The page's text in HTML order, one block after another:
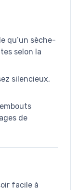
qu’un sèche-
selon la
silencieux,
de
facile à